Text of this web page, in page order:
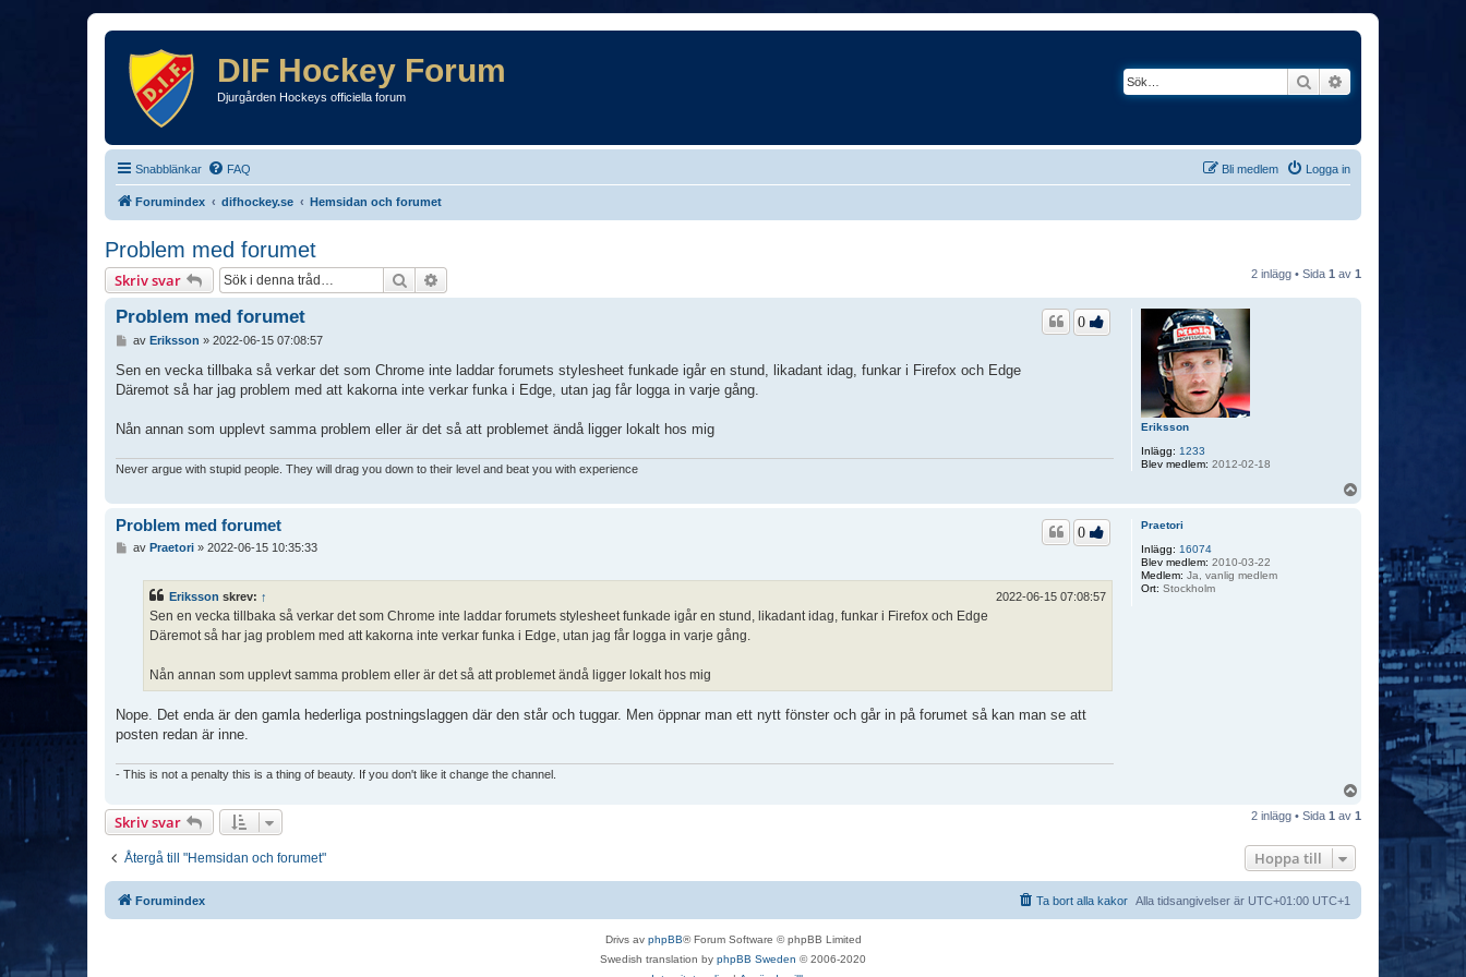
DIF Hockey Forum
Djurgården Hockeys officiella forum
Sök
Snabblänkar FAQ Logga in
Bli medlem
Forumindex difhockey.se Hemsidan och forumet
Problem med forumet
Skriv svar Sök 2 inlägg • Sida 1 av 1
Eriksson
Inlägg: 1233
Blev medlem: 2012-02-18
Problem med forumet 0
l
ä
g
av Eriksson » 2022-06-15 07:08:57
Sen en vecka tillbaka så verkar det som Chrome inte laddar forumets stylesheet funkade igår en stund, likadant idag, funkar i Firefox och Edge
Däremot så har jag problem med att kakorna inte verkar funka i Edge, utan jag får logga in varje gång.
Nån annan som upplevt samma problem eller är det så att problemet ändå ligger lokalt hos mig
Never argue with stupid people. They will drag you down to their level and beat you with experience
Praetori
Inlägg: 16074
Blev medlem: 2010-03-22
Medlem: Ja, vanlig medlem
Ort: Stockholm
Problem med forumet 0
av Praetori» 2022-06-15 10:35:33
Eriksson skrev: ↑ 2022-06-15 07:08:57
Sen en vecka tillbaka så verkar det som Chrome inte laddar forumets stylesheet funkade igår en stund, likadant idag, funkar i Firefox och Edge
Däremot så har jag problem med att kakorna inte verkar funka i Edge, utan jag får logga in varje gång.
Nån annan som upplevt samma problem eller är det så att problemet ändå ligger lokalt hos mig
Nope. Det enda är den gamla hederliga postningslaggen där den står och tuggar. Men öppnar man ett nytt fönster och går in på forumet så kan man se att
posten redan är inne.
- This is not a penalty this is a thing of beauty. If you don't like it change the channel.
p
Skriv svar 2 inlägg • Sida 1 av 1
Återgå till "Hemsidan och forumet" Hoppa till
Forumindex Alla tidsangivelser är UTC+01:00 UTC+1
Ta bort alla kakor
Drivs av phpBB® Forum Software © phpBB Limited
Swedish translation by phpBB Sweden © 2006-2020